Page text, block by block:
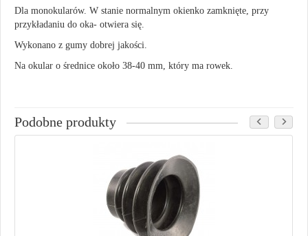
Dla monokularów. W stanie normalnym okienko zamknięte, przy
przykładaniu do oka- otwiera się.
Wykonano z gumy dobrej jakości.
Na okular o średnice około 38-40 mm, który ma rowek.
Podobne produkty